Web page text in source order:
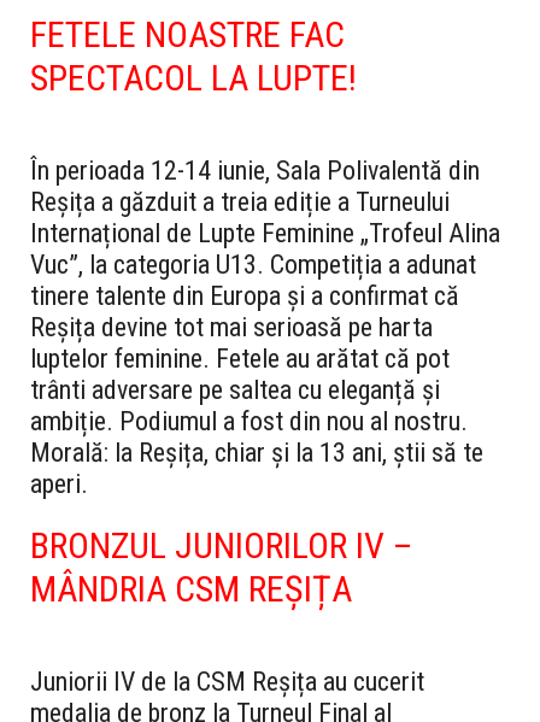
FETELE NOASTRE FAC
SPECTACOL LA LUPTE!
În perioada 12-14 iunie, Sala Polivalentă din
Reșița a găzduit a treia ediție a Turneului
Internațional de Lupte Feminine „Trofeul Alina
Vuc”, la categoria U13. Competiția a adunat
tinere talente din Europa și a confirmat că
Reșița devine tot mai serioasă pe harta
luptelor feminine. Fetele au arătat că pot
trânti adversare pe saltea cu eleganță și
ambiție. Podiumul a fost din nou al nostru.
Morală: la Reșița, chiar și la 13 ani, știi să te
aperi.
BRONZUL JUNIORILOR IV –
MÂNDRIA CSM REȘIȚA
Juniorii IV de la CSM Reșița au cucerit
medalia de bronz la Turneul Final al